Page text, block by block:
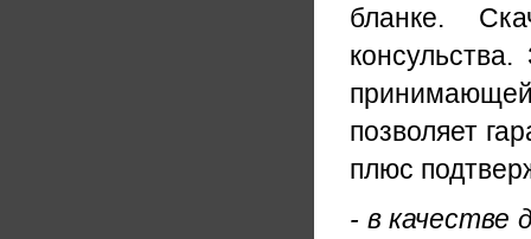
бланке.
позволяет
плюс
- в качестве